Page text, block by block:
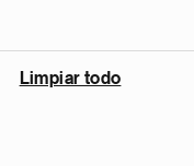
Limpiar todo